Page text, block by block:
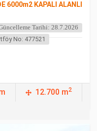
6000m2 KAPALI ALANLI
Tarihi: 28.7.2026
No: 477521
12.700 m2